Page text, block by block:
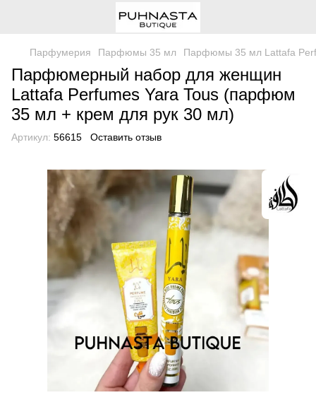
Парфумерия Парфюмы 35 мл Парфюмы 35 мл Lattafa
Парфюмерный набор для женщин
Lattafa Perfumes Yara Tous (парфюм
35 мл + крем для рук 30 мл)
Артикул: 56615 Оставить отзыв